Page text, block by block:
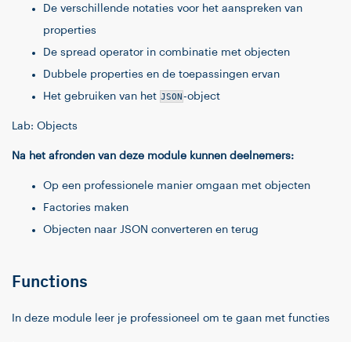
De verschillende notaties voor het aanspreken van
properties
De spread operator in combinatie met objecten
Dubbele properties en de toepassingen ervan
Het gebruiken van het JSON-object
Lab: Objects
Na het afronden van deze module kunnen deelnemers:
Op een professionele manier omgaan met objecten
Factories maken
Objecten naar JSON converteren en terug
Functions
In deze module leer je professioneel om te gaan met functies